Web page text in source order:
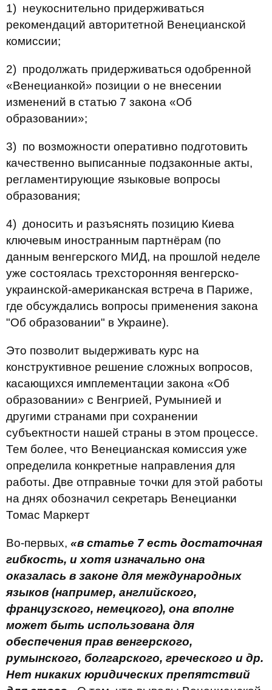
1) неукоснительно придерживаться
рекомендаций авторитетной Венецианской
комиссии;
2) продолжать придерживаться одобренной
«Венецианкой» позиции о не внесении
изменений в статью 7 закона «Об
образовании»;
3) по возможности оперативно подготовить
качественно выписанные подзаконные акты,
регламентирующие языковые вопросы
образования;
4) доносить и разъяснять позицию Киева
ключевым иностранным партнёрам (по
данным венгерского МИД, на прошлой неделе
уже состоялась трехсторонняя венгерско-
украинской-американская встреча в Париже,
где обсуждались вопросы применения закона
"Об образовании" в Украине).
Это позволит выдерживать курс на
конструктивное решение сложных вопросов,
касающихся имплементации закона «Об
образовании» с Венгрией, Румынией и
другими странами при сохранении
субъектности нашей страны в этом процессе.
Тем более, что Венецианская комиссия уже
определила конкретные направления для
работы. Две отправные точки для этой работы
на днях обозначил секретарь Венецианки
Томас Маркерт
Во-первых, «в статье 7 есть достаточная
гибкость, и хотя изначально она
оказалась в законе для международных
языков (например, английского,
французского, немецкого), она вполне
может быть использована для
обеспечения прав венгерского,
румынского, болгарского, греческого и др.
Нет никаких юридических препятствий